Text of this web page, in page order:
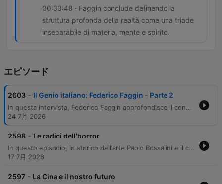
00:33:48 · Faggin conclude definendo la
struttura profonda della realtà come una triade
inseparabile di materia, mente e spirito.
エピソード
2603 - Il Genio italiano: Federico Faggin - Parte 2
In questa intervista, Federico Faggin approfondisce il concetto di responsabilità individuale e critica lo scientismo, una visione che riduce la realtà a pura meccanica o matematica. L'autore esplora i limiti dell'intelligenza artificiale, sottolineando come la coscienza sia un campo fondamentale che precede la materia. Il dialogo prosegue analizzando l'integrazione necessaria tra scienza e spiritualità, proponendo una visione olistica in cui ragione e intuizione convergono. Faggin sostiene che la realtà sia un'unità composta da materia, mente e spirito, superando la separazione tra l'aspetto razionale e quello esperienziale.
24 7月 2026
2598 - Le radici dell'horror
In questo episodio, lo storico dell'arte Paolo Bossalini e il conduttore analizzano la natura della tortura, distinguendo tra l'immaginario gotico-letterario e la realtà storica. La discussione esplora come molti strumenti famosi siano in realtà invenzioni romantiche successive, mentre la vera violenza storica era più rudimentale. Il percorso prosegue analizzando l'evoluzione verso forme moderne di tortura psicologica, come la privazione del sonno, e il ruolo dell'iconografia religiosa nel rappresentare il martirio. Infine, viene tracciato un parallelismo tra la gogna storica e la moderna 'gogna mediatica' dei social network.
17 7月 2026
2597 - La Cina e il nostro futuro